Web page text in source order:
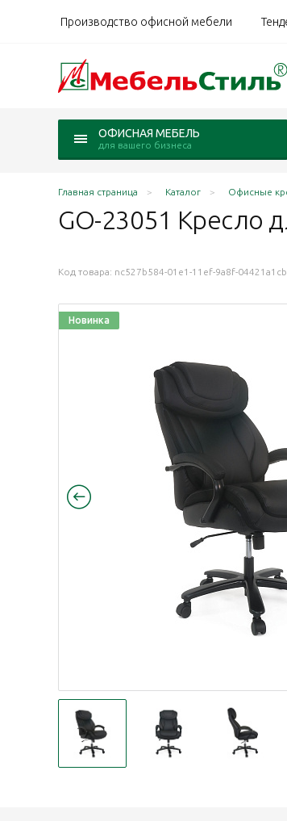
Производство офисной мебели
ОФИСНАЯ МЕБЕЛЬ
для вашего бизнеса
Главная страница Каталог Офисные
GO-23051 Кресло
Код товара: nc527b584-01e1-11ef-9a8f-
Новинка